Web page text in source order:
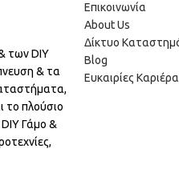
των DIY
& τα
το πλούσιο
Γάμο &
Επικοινωνία
About Us
Δίκτυο
Blog
Ευκαιρίες